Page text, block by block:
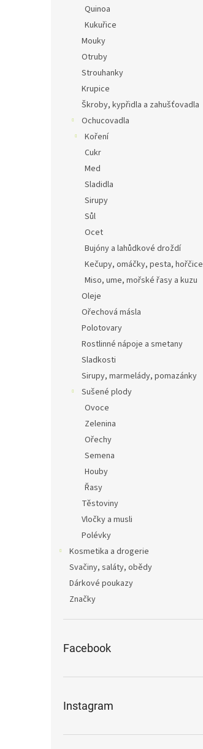
Quinoa
Kukuřice
Mouky
Otruby
Strouhanky
Krupice
Škroby, kypřidla a zahušťovadla
Ochucovadla
Koření
Cukr
Med
Sladidla
Sirupy
Sůl
Ocet
Bujóny a lahůdkové droždí
Kečupy, omáčky, pesta, hořčice
Miso, ume, mořské řasy a kuzu
Oleje
Ořechová másla
Polotovary
Rostlinné nápoje a smetany
Sladkosti
Sirupy, marmelády, pomazánky
Sušené plody
Ovoce
Zelenina
Ořechy
Semena
Houby
Řasy
Těstoviny
Vločky a musli
Polévky
Kosmetika a drogerie
Svačiny, saláty, obědy
Dárkové poukazy
Značky
Facebook
Instagram